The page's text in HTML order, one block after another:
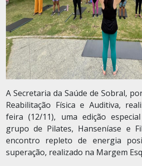
A Secretaria da Saúde de Sobral,
Reabilitação Física e Auditiva,
feira (12/11), uma edição
grupo de Pilates, Hanseníase e
encontro repleto de energia
superação, realizado na Margem